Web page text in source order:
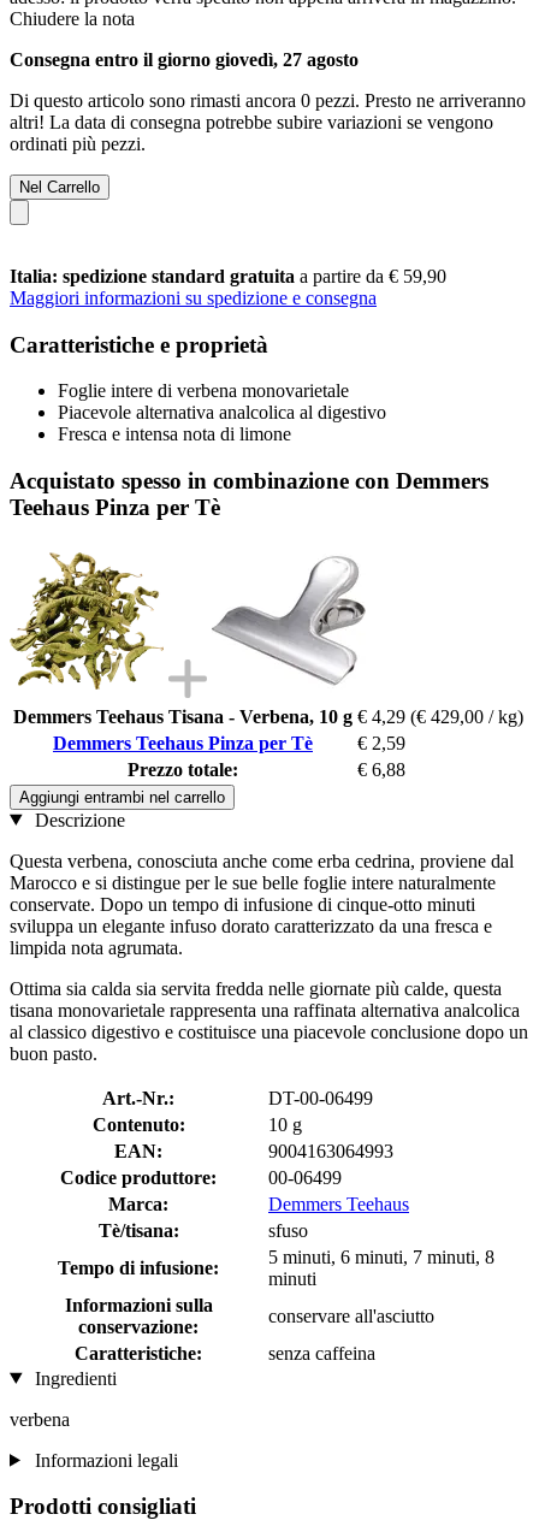
Chiudere la nota
Consegna entro il giorno giovedì, 27 agosto
Di questo articolo sono rimasti ancora 0 pezzi. Presto ne arriveranno
altri! La data di consegna potrebbe subire variazioni se vengono
ordinati più pezzi.
Nel Carrello
Italia: spedizione standard gratuita a partire da € 59,90
Maggiori informazioni su spedizione e consegna
Caratteristiche e proprietà
Foglie intere di verbena monovarietale
Piacevole alternativa analcolica al digestivo
Fresca e intensa nota di limone
Acquistato spesso in combinazione con Demmers
Teehaus Pinza per Tè
Demmers Teehaus Tisana - Verbena, 10 g € 4,29 (€ 429,00 / kg)
Demmers Teehaus Pinza per Tè
€ 2,59
Prezzo totale:
€ 6,88
Aggiungi entrambi nel carrello
Descrizione
Questa verbena, conosciuta anche come erba cedrina, proviene dal
Marocco e si distingue per le sue belle foglie intere naturalmente
conservate. Dopo un tempo di infusione di cinque-otto minuti
sviluppa un elegante infuso dorato caratterizzato da una fresca e
limpida nota agrumata.
Ottima sia calda sia servita fredda nelle giornate più calde, questa
tisana monovarietale rappresenta una raffinata alternativa analcolica
al classico digestivo e costituisce una piacevole conclusione dopo un
buon pasto.
Art.-Nr.:
DT-00-06499
Contenuto:
10 g
EAN:
9004163064993
Codice produttore:
00-06499
Marca:
Demmers Teehaus
Tè/tisana:
sfuso
Tempo di infusione:
5 minuti, 6 minuti, 7 minuti, 8
minuti
Informazioni sulla
conservazione:
conservare all'asciutto
Caratteristiche:
senza caffeina
Ingredienti
verbena
Informazioni legali
Prodotti consigliati